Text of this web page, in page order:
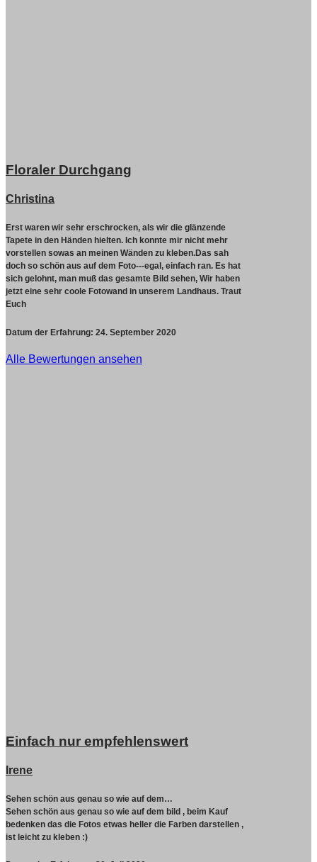
Floraler Durchgang
Christina
Erst waren wir sehr erschrocken, als wir die glänzende
Tapete in den Händen hielten. Ich konnte mir nicht mehr
vorstellen sowas an meinen Wänden zu kleben.Das sah
doch so schön aus auf dem Foto---egal, einfach ran. Es hat
sich gelohnt, man muß das gesamte Bild sehen, Wir haben
jetzt eine sehr coole Fotowand in unserem Landhaus. Traut
Euch
Datum der Erfahrung: 24. September 2020
Alle Bewertungen ansehen
Einfach nur empfehlenswert
Irene
Sehen schön aus genau so wie auf dem…
Sehen schön aus genau so wie auf dem bild , beim Kauf
bedenken das die Fotos etwas heller die Farben darstellen ,
ist leicht zu kleben :)